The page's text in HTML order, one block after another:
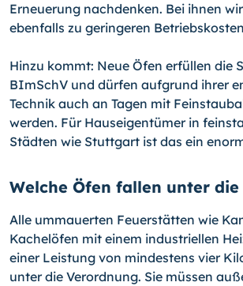
Erneuerung nachdenken. Bei ihnen
ebenfalls zu geringeren
Hinzu kommt: Neue Öfen erfüllen die
BImSchV und dürfen aufgrund ihrer
Technik auch an Tagen mit
werden. Für Hauseigentümer in
Städten wie Stuttgart ist das ein
Welche Öfen fallen unter die
Alle ummauerten Feuerstätten wie
Kachelöfen mit einem industriellen
einer Leistung von mindestens vier
unter die Verordnung. Sie müssen